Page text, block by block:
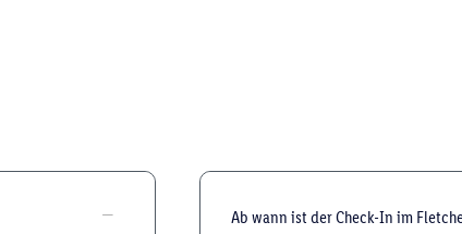
Ab wann ist der Check-In im